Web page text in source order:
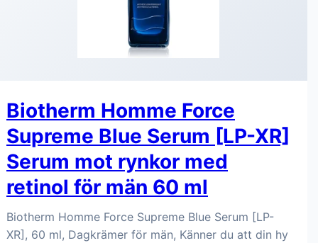
Biotherm Homme Force
Supreme Blue Serum [LP-XR]
Serum mot rynkor med
retinol för män 60 ml
Biotherm Homme Force Supreme Blue Serum [LP-
XR], 60 ml, Dagkrämer för män, Känner du att din hy